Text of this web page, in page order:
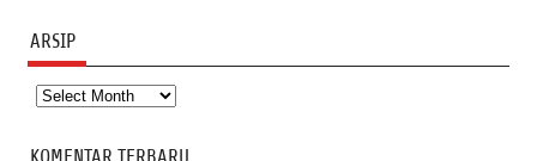
ARSIP
Arsip